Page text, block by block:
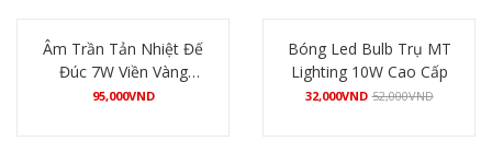
Âm Trần Tản Nhiệt Đế
Đúc 7W Viền Vàng
VEGA
95,000VND
Bóng Led Bulb Trụ MT
Lighting 10W Cao Cấp
32,000VND 52,000VND